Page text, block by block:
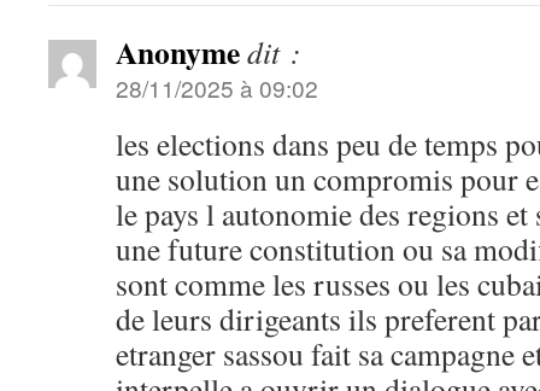
Anonymedit :
28/11/2025 à 09:02
les elections dans peu de temps
une solution un compromis pour
le pays l autonomie des regions
une future constitution ou sa
sont comme les russes ou les
de leurs dirigeants ils preferent
etranger sassou fait sa campagne